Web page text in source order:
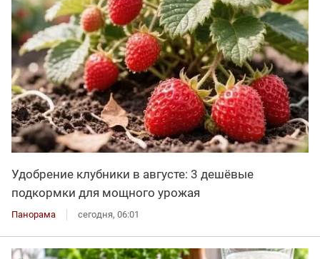
Удобрение клубники в августе: 3 дешёвые
подкормки для мощного урожая
Панорама сегодня, 06:01